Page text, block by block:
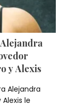
y Alexis
Alejandra
le